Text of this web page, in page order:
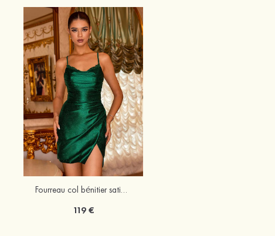
Fourreau col bénitier satin courte/mini robe de fête de la rentrée
119 €